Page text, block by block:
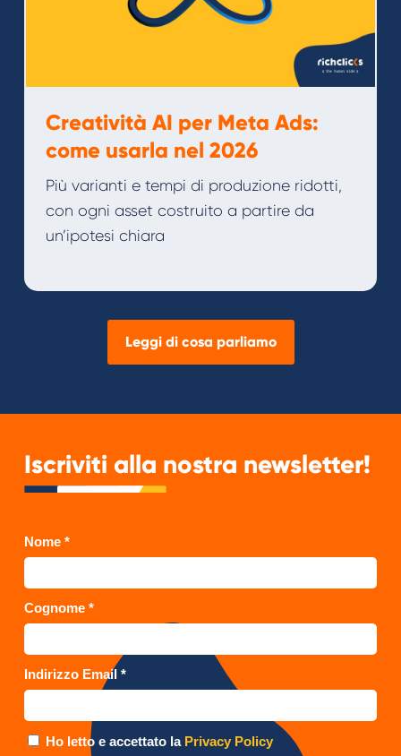
Creatività AI per Meta Ads:
come usarla nel 2026
Più varianti e tempi di produzione ridotti,
con ogni asset costruito a partire da
un’ipotesi chiara
Leggi di cosa parliamo
Iscriviti alla nostra newsletter!